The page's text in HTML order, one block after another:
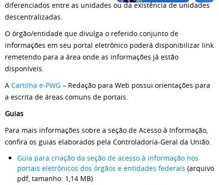
diferenciados entre as unidades ou da existência de unidades
descentralizadas.
O órgão/entidade que divulga o referido conjunto de
informações em seu portal eletrônico poderá disponibilizar link
remetendo para a área onde as informações já estão
disponíveis.
A Cartilha e-PWG – Redação para Web possui orientações para
a escrita de áreas comuns de portais.
Guias
Para mais informações sobre a seção de Acesso à Informação,
confira os guias elaborados pela Controladoria-Geral da União.
Guia para criação da seção de acesso à informação nos
portais eletrônicos dos órgãos e entidades federais (arquivo
pdf, tamanho: 1,14 MB)